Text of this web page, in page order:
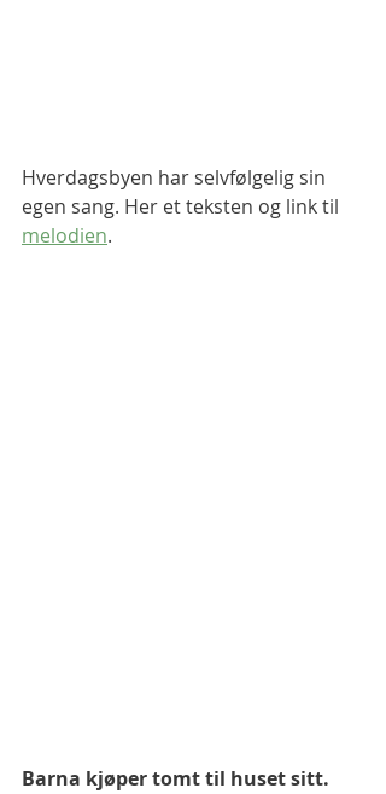
Hverdagsbyen har selvfølgelig sin
egen sang. Her et teksten og link til
melodien.
Barna kjøper tomt til huset sitt.